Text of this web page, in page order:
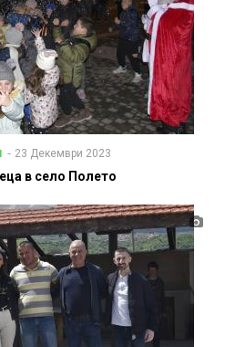
23 Декември 2023
в село Полето